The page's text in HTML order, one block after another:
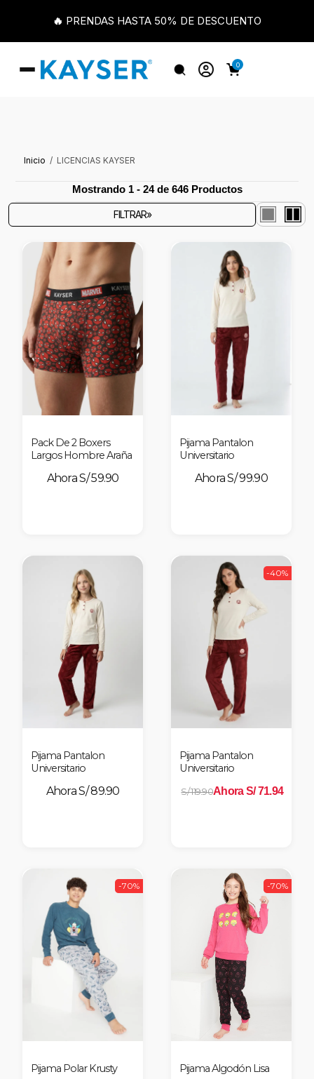
🔥 PRENDAS HASTA 50% DE DESCUENTO
0
Inicio LICENCIAS KAYSER
Mostrando 1 - 24 de 646 Productos
FILTRAR»
Pack De 2 Boxers
Largos Hombre Araña
S/ 59.90
Pijama Pantalon
Universitario
S/ 99.90
Pijama Pantalon
Universitario
S/ 89.90
-40%
Pijama Pantalon
Universitario
S/ 119.90Ahora S/ 71.94
-70%
Pijama Polar Krusty
-70%
Pijama Algodón Lisa